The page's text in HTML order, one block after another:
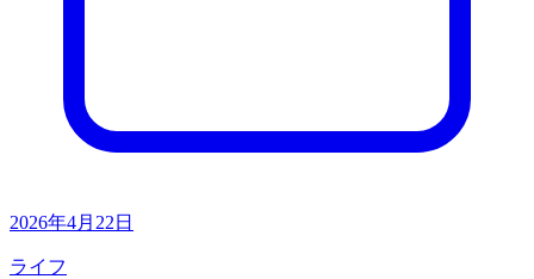
2026年4月22日
ライフ